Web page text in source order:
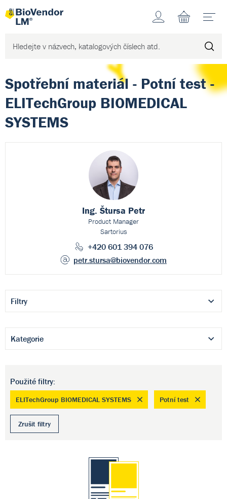
Účet
Spotřební materiál - Potní test -
ELITechGroup BIOMEDICAL
SYSTEMS
Ing. Štursa Petr
Product Manager
Sartorius
+420 601 394 076
petr.stursa@biovendor.com
Filtry
Kategorie
Použité filtry:
ELITechGroup BIOMEDICAL SYSTEMS Potní test
Zrušit filtry